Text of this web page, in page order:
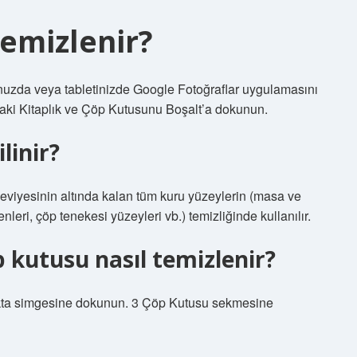
veya tabletinizde Google Fotoğraflar uygulamasını
Kitaplık ve Çöp Kutusunu Boşalt’a dokunun.
altında kalan tüm kuru yüzeylerin (masa ve
çöp tenekesi yüzeyleri vb.) temizliğinde kullanılır.
kutusu nasıl temizlenir?
simgesine dokunun. 3 Çöp Kutusu sekmesine